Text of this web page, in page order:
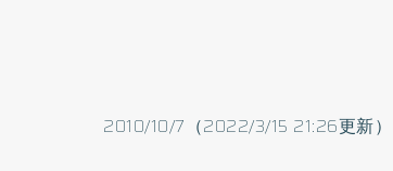
2010/10/7（2022/3/15 21:26更新）